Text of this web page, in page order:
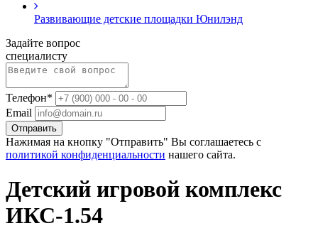
Развивающие детские площадки Юнилэнд
Задайте вопрос
специалисту
Телефон*
Email
Отправить
Нажимая на кнопку "Отправить" Вы соглашаетесь с
политикой конфиденциальности нашего сайта.
Детский игровой комплекс
ИКС-1.54